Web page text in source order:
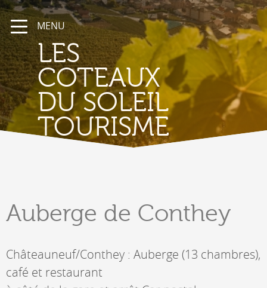
MENU
LES
COTEAUX
DU SOLEIL
TOURISME
Auberge de Conthey
Châteauneuf/Conthey : Auberge (13 chambres),
café et restaurant